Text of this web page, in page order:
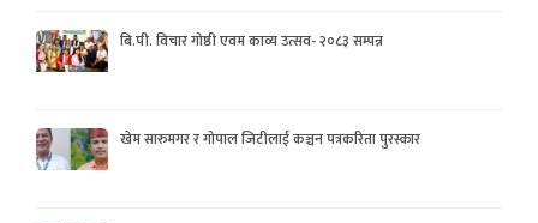
बि.पी. विचार गोष्ठी एवम काव्य उत्सव- २०८३ सम्पन्न
खेम सारुमगर र गोपाल जिटीलाई कञ्चन पत्रकरिता पुरस्कार